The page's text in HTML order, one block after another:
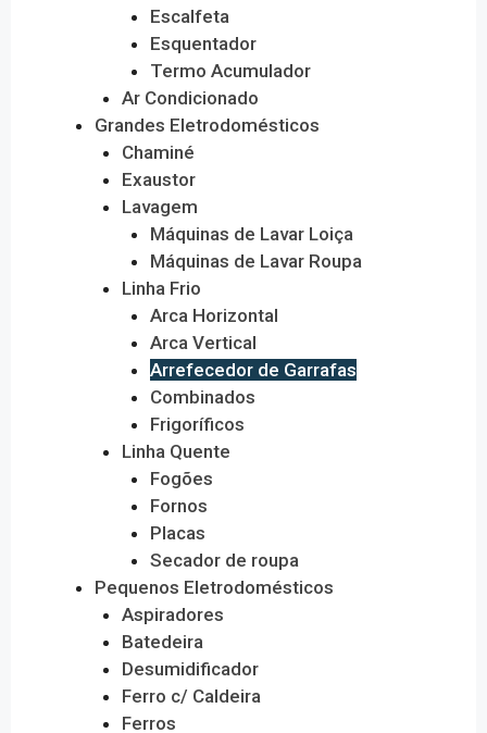
Escalfeta
Esquentador
Termo Acumulador
Ar Condicionado
Grandes Eletrodomésticos
Chaminé
Exaustor
Lavagem
Máquinas de Lavar Loiça
Máquinas de Lavar Roupa
Linha Frio
Arca Horizontal
Arca Vertical
Arrefecedor de Garrafas
Combinados
Frigoríficos
Linha Quente
Fogões
Fornos
Placas
Secador de roupa
Pequenos Eletrodomésticos
Aspiradores
Batedeira
Desumidificador
Ferro c/ Caldeira
Ferros